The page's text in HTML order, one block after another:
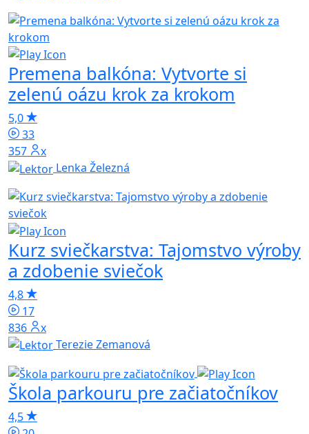
Premena balkóna: Vytvorte si
zelenú oázu krok za krokom
5,0
33
357x
Lenka Železná
Kurz sviečkarstva: Tajomstvo výroby
a zdobenie sviečok
4,8
17
836x
Terezie Zemanová
Škola parkouru pre začiatočníkov
4,5